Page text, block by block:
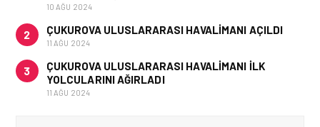
10 AĞU 2024
2 ÇUKUROVA ULUSLARARASI HAVALIMANI AÇILDI
11 AĞU 2024
3
ÇUKUROVA ULUSLARARASI HAVALIMANI İLK
YOLCULARINI AĞIRLADI
11 AĞU 2024